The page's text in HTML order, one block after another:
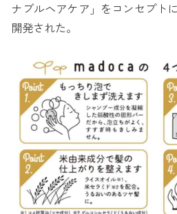
ナブルヘアケア」をコンセプト
開発された。